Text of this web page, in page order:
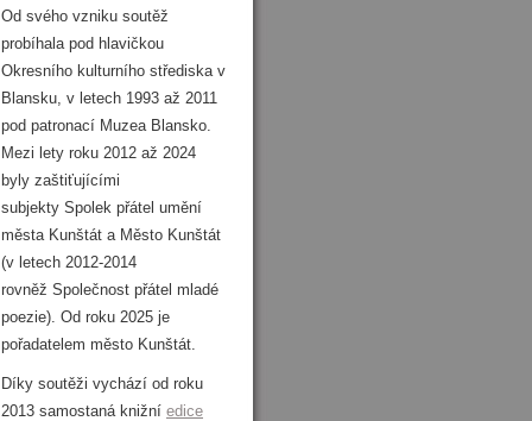
Od svého vzniku soutěž
probíhala pod hlavičkou
Okresního kulturního střediska v
Blansku, v letech 1993 až 2011
pod patronací Muzea Blansko.
Mezi lety roku 2012 až 2024
byly zaštiťujícími
subjekty Spolek přátel umění
města Kunštát a Město Kunštát
(v letech 2012-2014
rovněž Společnost přátel mladé
poezie). Od roku 2025 je
pořadatelem město Kunštát.
Díky soutěži vychází od roku
2013 samostaná knižní edice